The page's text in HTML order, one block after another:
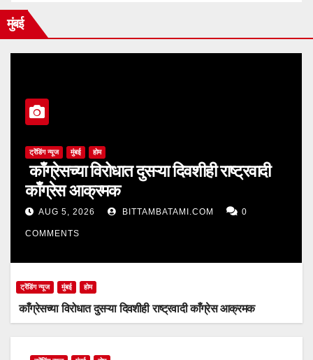
मुंबई
ट्रेंडिंग न्यूज मुंबई होम
काँग्रेसच्या विरोधात दुसऱ्या दिवशीही राष्ट्रवादी
काँग्रेस आक्रमक
AUG 5, 2026 BITTAMBATAMI.COM 0
COMMENTS
ट्रेंडिंग न्यूज मुंबई होम
काँग्रेसच्या विरोधात दुसऱ्या दिवशीही राष्ट्रवादी काँग्रेस आक्रमक